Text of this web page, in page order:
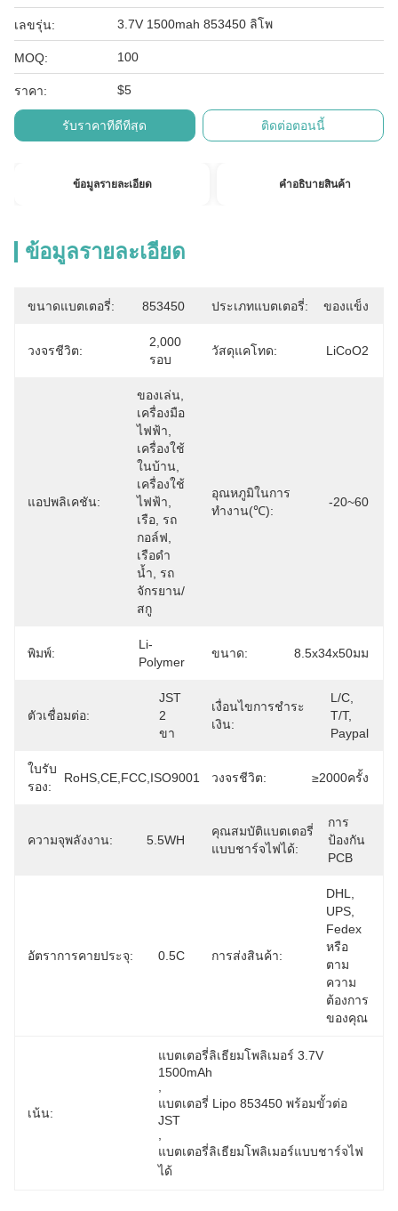
เลขรุ่น: 3.7V 1500mah 853450 ลิโพ
MOQ: 100
ราคา: $5
รับราคาที่ดีที่สุด ติดต่อตอนนี้
ข้อมูลรายละเอียด คําอธิบายสินค้า
ข้อมูลรายละเอียด
ขนาดแบตเตอรี่: 853450 ประเภทแบตเตอรี่: ของแข็ง
วงจรชีวิต:
2,000
รอบ
วัสดุแคโทด: LiCoO2
แอปพลิเคชัน:
ของเล่น,
เครื่องมือ
ไฟฟ้า,
เครื่องใช้
ในบ้าน,
เครื่องใช้
ไฟฟ้า,
เรือ, รถ
กอล์ฟ,
เรือดำ
น้ำ, รถ
จักรยาน/
สกู
อุณหภูมิในการ
ทำงาน(℃):
-20~60
พิมพ์:
Li-
Polymer
ขนาด: 8.5x34x50มม
ตัวเชื่อมต่อ:
JST
2
ขา
เงื่อนไขการชำระ
เงิน:
L/c,
T/t,
Paypal
ใบรับ
รอง:
RoHS,CE,FCC,ISO9001 วงจรชีวิต: ≥2000ครั้ง
ความจุพลังงาน: 5.5WH
คุณสมบัติแบตเตอรี่
แบบชาร์จไฟได้:
การ
ป้องกัน
PCB
อัตราการคายประจุ: 0.5C การส่งสินค้า:
DHL,
UPS,
Fedex
หรือ
ตาม
ความ
ต้องการ
ของคุณ
เน้น:
แบตเตอรี่ลิเธียมโพลิเมอร์ 3.7V
1500mAh
แบตเตอรี่ Lipo 853450 พร้อมขั้วต่อ
JST
แบตเตอรี่ลิเธียมโพลิเมอร์แบบชาร์จไฟ
ได้